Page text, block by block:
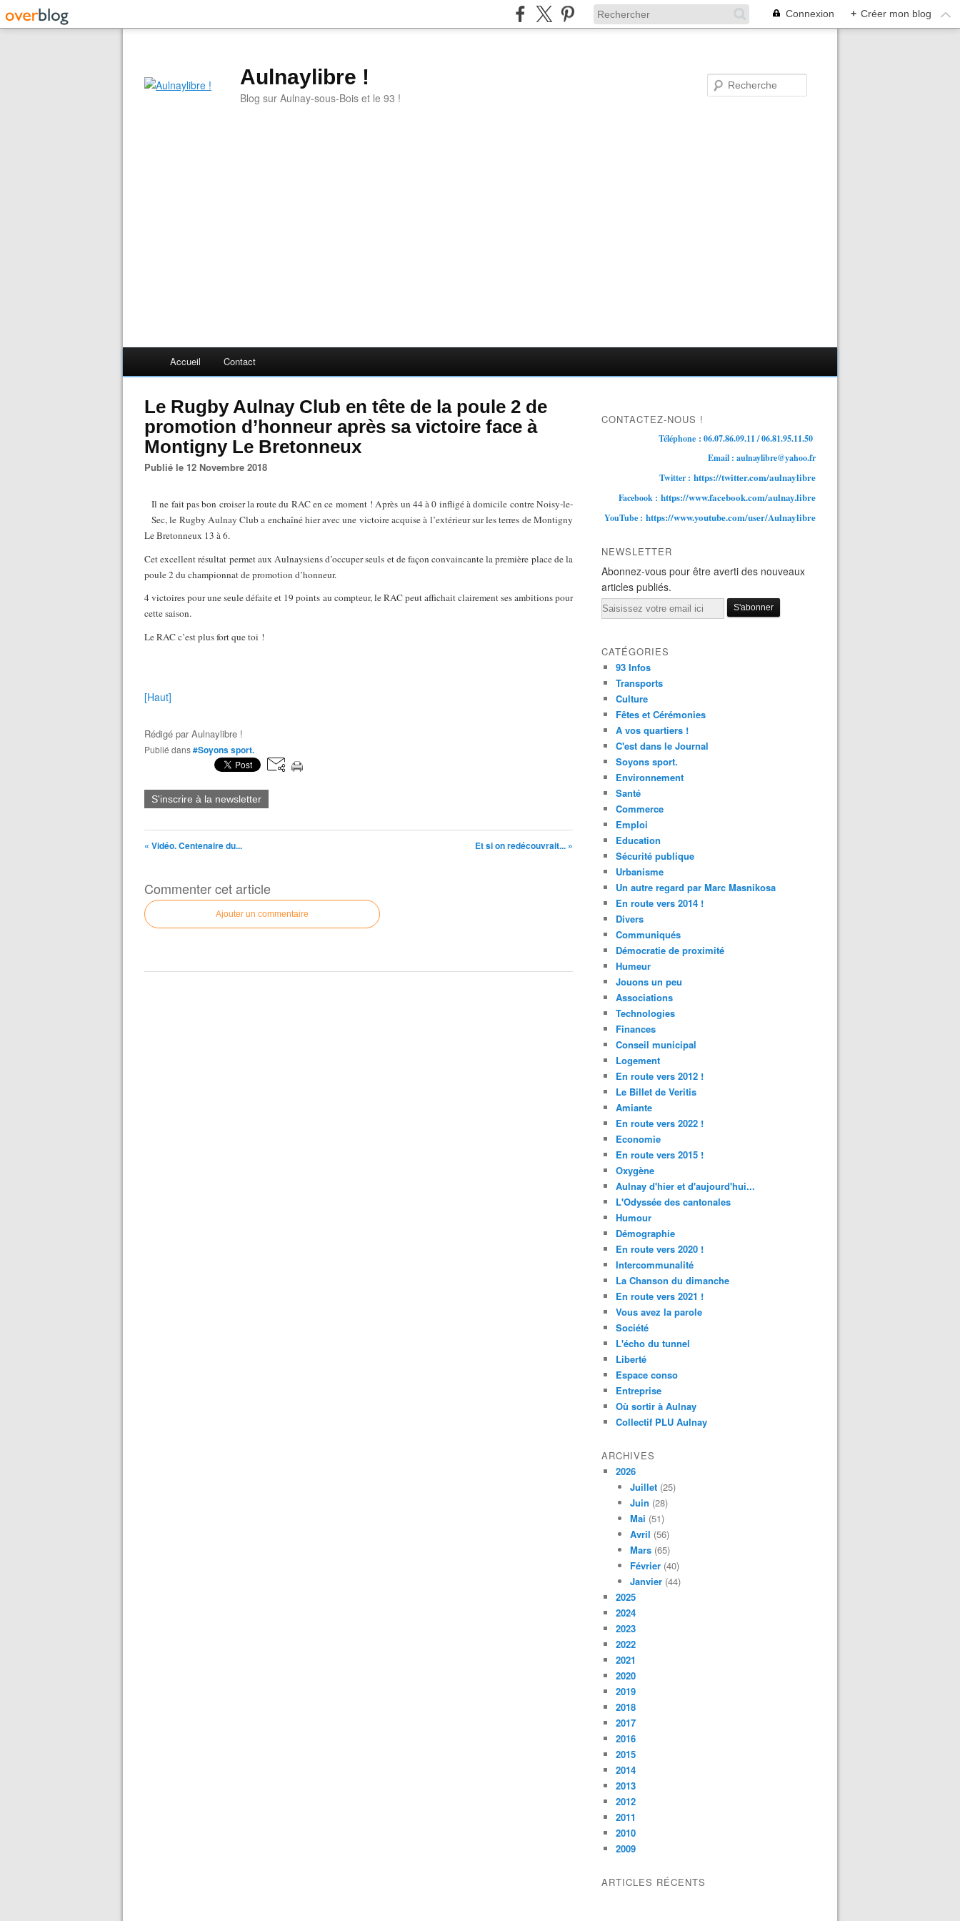
Connexion + Créer mon blog
Aulnaylibre !
Blog sur Aulnay-sous-Bois et le 93 !
Accueil Contact
Le Rugby Aulnay Club en tête de la poule 2 de
promotion d’honneur après sa victoire face à
Montigny Le Bretonneux
Publié le 12 Novembre 2018
Il ne fait pas bon croiser la route du RAC en ce moment ! Après un 44 à 0 infligé à domicile contre Noisy-le-
Sec, le Rugby Aulnay Club a enchaîné hier avec une victoire acquise à l’extérieur sur les terres de Montigny
Le Bretonneux 13 à 6.
Cet excellent résultat permet aux Aulnaysiens d’occuper seuls et de façon convaincante la première place de la
poule 2 du championnat de promotion d’honneur.
4 victoires pour une seule défaite et 19 points au compteur, le RAC peut affichait clairement ses ambitions pour
cette saison.
Le RAC c’est plus fort que toi !
[Haut]
Rédigé parAulnaylibre !
Publié dans#Soyons sport.
S'inscrire à la newsletter
« Vidéo. Centenaire du... Et si on redécouvrait... »
Commenter cet article
Ajouter un commentaire
CONTACTEZ-NOUS !
Téléphone : 06.07.86.09.11 / 06.81.95.11.50
Email : aulnaylibre@yahoo.fr
Twitter : https://twitter.com/aulnaylibre
Facebook : https://www.facebook.com/aulnay.libre
YouTube : https://www.youtube.com/user/Aulnaylibre
NEWSLETTER
Abonnez-vous pour être averti des nouveaux
articles publiés.
Email
CATÉGORIES
93 Infos
Transports
Culture
Fêtes et Cérémonies
A vos quartiers !
C'est dans le Journal
Soyons sport.
Environnement
Santé
Commerce
Emploi
Education
Sécurité publique
Urbanisme
Un autre regard par Marc Masnikosa
En route vers 2014 !
Divers
Communiqués
Démocratie de proximité
Humeur
Jouons un peu
Associations
Technologies
Finances
Conseil municipal
Logement
En route vers 2012 !
Le Billet de Veritis
Amiante
En route vers 2022 !
Economie
En route vers 2015 !
Oxygène
Aulnay d'hier et d'aujourd'hui...
L'Odyssée des cantonales
Humour
Démographie
En route vers 2020 !
Intercommunalité
La Chanson du dimanche
En route vers 2021 !
Vous avez la parole
Société
L'écho du tunnel
Liberté
Espace conso
Entreprise
Où sortir à Aulnay
Collectif PLU Aulnay
ARCHIVES
2026
Juillet (25)
Juin (28)
Mai (51)
Avril (56)
Mars (65)
Février (40)
Janvier (44)
2025
2024
2023
2022
2021
2020
2019
2018
2017
2016
2015
2014
2013
2012
2011
2010
2009
ARTICLES RÉCENTS